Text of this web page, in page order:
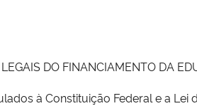
DO FINANCIAMENTO DA
à Constituição Federal e a Lei